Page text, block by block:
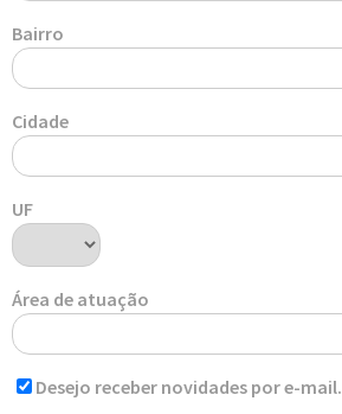
Bairro
Cidade
UF
Área de atuação
Desejo receber novidades por e-mail.